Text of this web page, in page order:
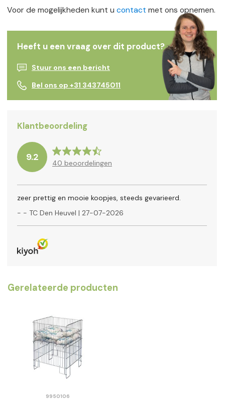
Voor de mogelijkheden kunt u contact met ons opnemen.
Heeft u een vraag over dit product?
Stuur ons een bericht
Bel ons op +31 343745011
Klantbeoordeling
9.2
40 beoordelingen
zeer prettig en mooie koopjes, steeds gevarieerd.
- - TC Den Heuvel | 27-07-2026
Gerelateerde producten
9950106